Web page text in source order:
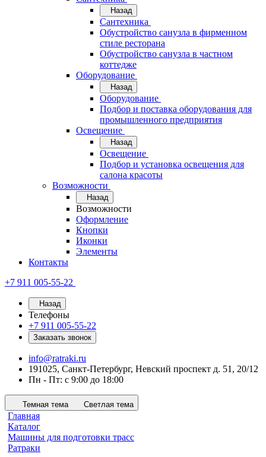
Назад
Сантехника
Обустройство санузла в фирменном
стиле ресторана
Обустройство санузла в частном
коттедже
Оборудование
Назад
Оборудование
Подбор и поставка оборудования для
промышленного предприятия
Освещение
Назад
Освещение
Подбор и установка освещения для
салона красоты
Возможности
Назад
Возможности
Оформление
Кнопки
Иконки
Элементы
Контакты
+7 911 005-55-22
Назад
Телефоны
+7 911 005-55-22
Заказать звонок
info@ratraki.ru
191025, Санкт-Петербург, Невский проспект д. 51, 20/12
Пн - Пт: с 9:00 до 18:00
Темная тема Светлая тема
Главная
Каталог
Машины для подготовки трасс
Ратраки